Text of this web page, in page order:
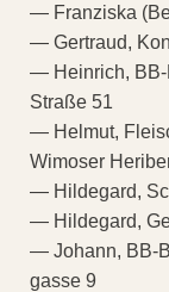
— Franziska
— Gertraud,
— Heinrich, BB-
Straße 51
— Helmut,
Wimoser
— Hildegard,
— Hildegard,
— Johann, BB-
gasse 9